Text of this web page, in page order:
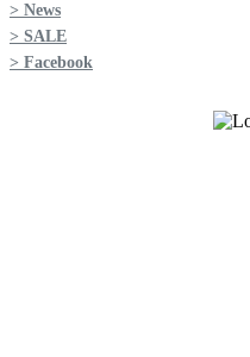
> News
> SALE
> Facebook